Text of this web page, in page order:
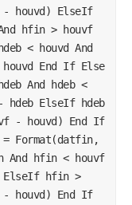
- houvd) ElseIf
hfin > houvf
< houvd And
End If Else
And hdeb <
hdeb ElseIf hdeb
- houvd) End If
Format(datfin,
And hfin < houvf
ElseIf hfin >
- houvd) End If